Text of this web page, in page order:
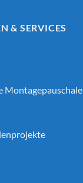
& SERVICES
Montagepauschale